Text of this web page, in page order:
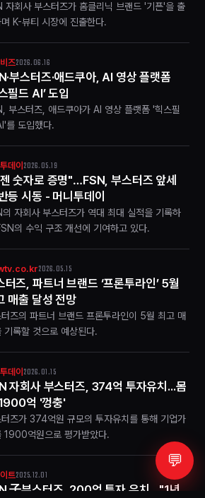
자회사 부스터즈가 홈클리닉 브랜드 '기픈'을 출
K-뷰티 시장에 진출한다.
즈2026.06.16
부스터즈·애드쿠아, AI 영상 플랫폼
필드 AI’ 도입
부스터즈, 애드쿠아가 AI 영상 플랫폼 '힉스필
를 도입했다.
데이 2026.05.19
숫자로 증명"…FSN, 부스터즈 앞세
등 시동 - 머니투데이
의 자회사 부스터즈가 역대 최대 실적을 기록하
의 수익 구조 개선에 기여하고 있다.
2026.05.15
터즈, 파트너 브랜드 ‘프론투라인’ 5월
매출 달성 전망
터즈의 파트너 브랜드 프론투라인이 5월 최고 매
기록할 것으로 예상된다.
데이 2026.01.15
자회사 부스터즈, 374억 투자유치...몸
억 '껑충'
터즈가 374억원 규모의 투자유치를 통해 기업가
1900억원으로 평가받았다.
트2025.12.01
子부스터즈, 200억 투자 유치…"1년
💬